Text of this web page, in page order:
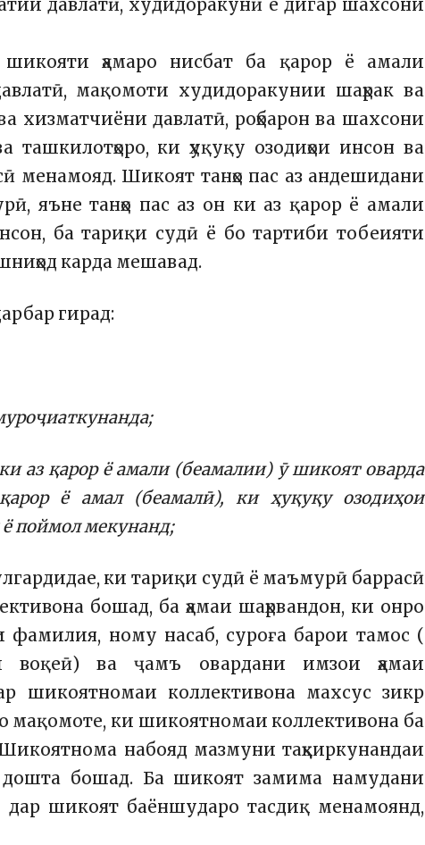
давлатӣ, худидоракунӣ ё дигар шахсони
ҳамаро нисбат ба қарор ё амали
мақомоти худидоракунии шаҳрак ва
хизматчиёни давлатӣ, роҳбарон ва шахсони
ташкилотҳоро, ки ҳуқуқу озодиҳои инсон ва
менамояд. Шикоят танҳо пас аз андешидани
яъне танҳо пас аз он ки аз қарор ё амали
ба тариқи судӣ ё бо тартиби тобеияти
карда мешавад.
гирад:
аз қарор ё амали (беамалии) ӯ шикоят оварда
ё амал (беамалӣ), ки ҳуқуқу озодиҳои
поймол мекунанд;
ки тариқи судӣ ё маъмурӣ баррасӣ
бошад, ба ҳамаи шаҳрвандон, ки онро
фамилия, ному насаб, суроға барои тамос (
ва ҷамъ овардани имзои ҳамаи
шикоятномаи коллективона махсус зикр
мақомоте, ки шикоятномаи коллективона ба
набояд мазмуни таҳқиркунандаи
бошад. Ба шикоят замима намудани
дар шикоят баёншударо тасдиқ менамоянд,